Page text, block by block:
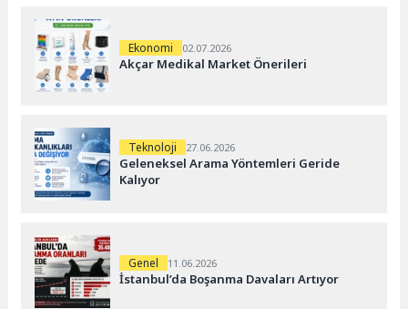
Ekonomi 02.07.2026
Akçar Medikal Market Önerileri
Teknoloji 27.06.2026
Geleneksel Arama Yöntemleri Geride
Kalıyor
Genel 11.06.2026
İstanbul’da Boşanma Davaları Artıyor